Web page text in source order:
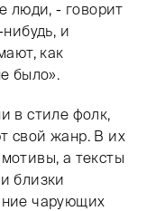
люди, - говорит
и
как
было».
в стиле фолк,
свой жанр. В их
а тексты
близки
чарующих